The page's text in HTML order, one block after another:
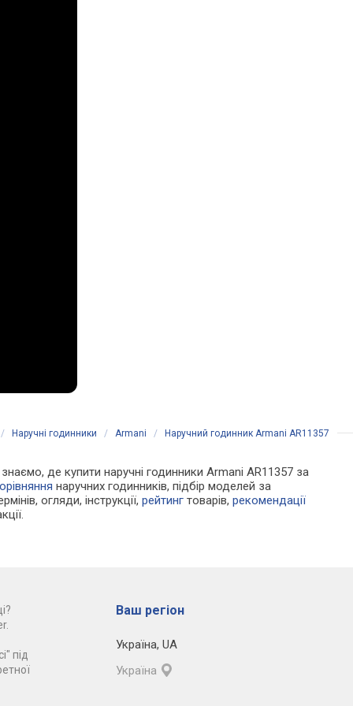
/ Наручні годинники / Armani / Наручний годинник Armani AR11357
де купити наручні годинники Armani AR11357 за
наручних годинників, підбір моделей за
огляди, інструкції,рейтинг товарів,рекомендації
під
Ваш регіон
Україна, UA
Україна